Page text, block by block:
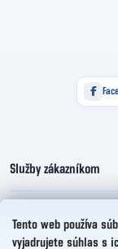
Tento web používa
vyjadrujete súhlas s
Služby zákazníkom